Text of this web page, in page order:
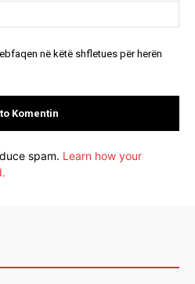
në këtë shfletues për herën
spam. Learn how your